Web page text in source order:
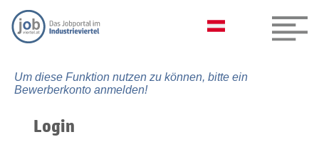
Um diese Funktion nutzen zu können, bitte ein
Bewerberkonto anmelden!
Login